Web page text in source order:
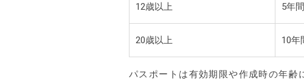
12歳以上 5年間
20歳以上 10年
パスポートは有効期限や作成時の年齢